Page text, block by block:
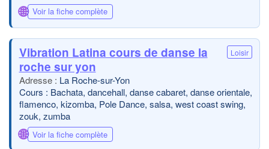
🌐 Voir la fiche complète
Vibration Latina cours de danse la
roche sur yon
Loisir
La Roche-sur-Yon
Cours : Bachata, dancehall, danse cabaret, danse orientale,
flamenco, kizomba, Pole Dance, salsa, west coast swing,
zouk, zumba
🌐 Voir la fiche complète